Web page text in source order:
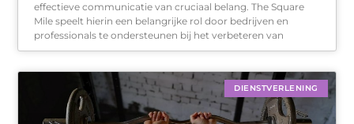
effectieve communicatie van cruciaal belang. The Square
Mile speelt hierin een belangrijke rol door bedrijven en
professionals te ondersteunen bij het verbeteren van
DIENSTVERLENING